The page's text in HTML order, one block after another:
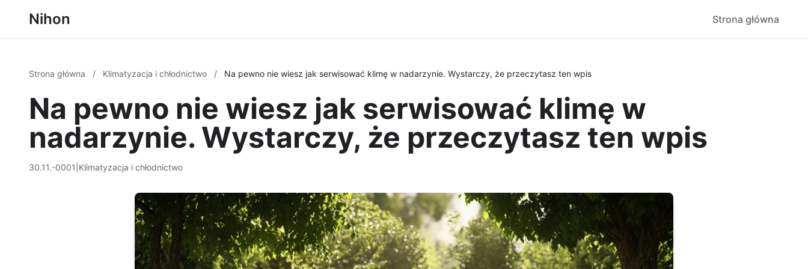
Nihon Strona główna
Strona główna / Klimatyzacja i chłodnictwo / Na pewno nie wiesz jak serwisować klimę w nadarzynie. Wystarczy, że przeczytasz ten wpis
Na pewno nie wiesz jak serwisować klimę w
nadarzynie. Wystarczy, że przeczytasz ten wpis
30.11.-0001 Klimatyzacja i chłodnictwo